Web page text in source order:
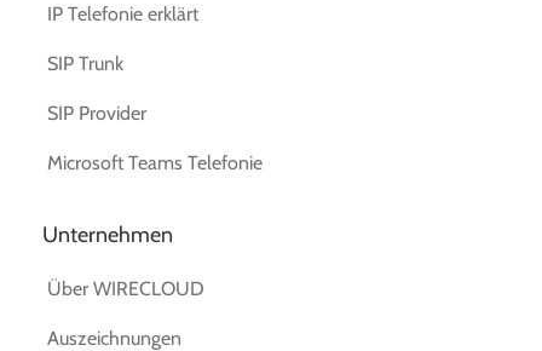
IP Telefonie erklärt
SIP Trunk
SIP Provider
Microsoft Teams Telefonie
Unternehmen
Über WIRECLOUD
Auszeichnungen